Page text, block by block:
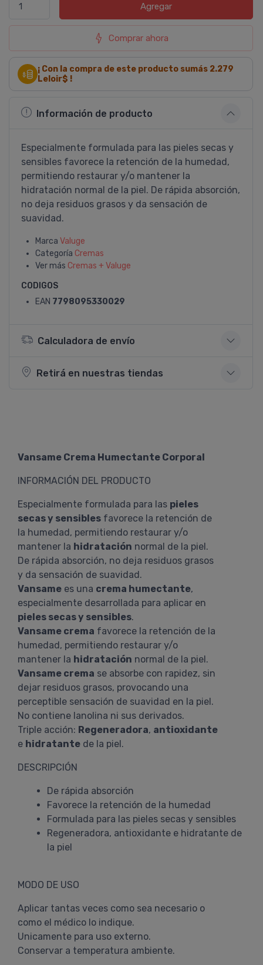
Agregar
Comprar ahora
¡ Con la compra de este producto sumás 2.279
Leloir$ !
Información de producto
Especialmente formulada para las pieles secas y
sensibles favorece la retención de la humedad,
permitiendo restaurar y/o mantener la
hidratación normal de la piel. De rápida absorción,
no deja residuos grasos y da sensación de
suavidad.
Marca Valuge
Categoría Cremas
Ver más Cremas + Valuge
CODIGOS
EAN 7798095330029
Calculadora de envío
Retirá en nuestras tiendas
Vansame Crema Humectante Corporal
INFORMACIÓN DEL PRODUCTO
Especialmente formulada para las pieles
secas y sensibles favorece la retención de
la humedad, permitiendo restaurar y/o
mantener la hidratación normal de la piel.
De rápida absorción, no deja residuos grasos
y da sensación de suavidad.
Vansame es una crema humectante,
especialmente desarrollada para aplicar en
pieles secas y sensibles.
Vansame crema favorece la retención de la
humedad, permitiendo restaurar y/o
mantener la hidratación normal de la piel.
Vansame crema se absorbe con rapidez, sin
dejar residuos grasos, provocando una
perceptible sensación de suavidad en la piel.
No contiene lanolina ni sus derivados.
Triple acción: Regeneradora, antioxidante
e hidratante de la piel.
DESCRIPCIÓN
De rápida absorción
Favorece la retención de la humedad
Formulada para las pieles secas y sensibles
Regeneradora, antioxidante e hidratante de
la piel
MODO DE USO
Aplicar tantas veces como sea necesario o
como el médico lo indique.
Unicamente para uso externo.
Conservar a temperatura ambiente.